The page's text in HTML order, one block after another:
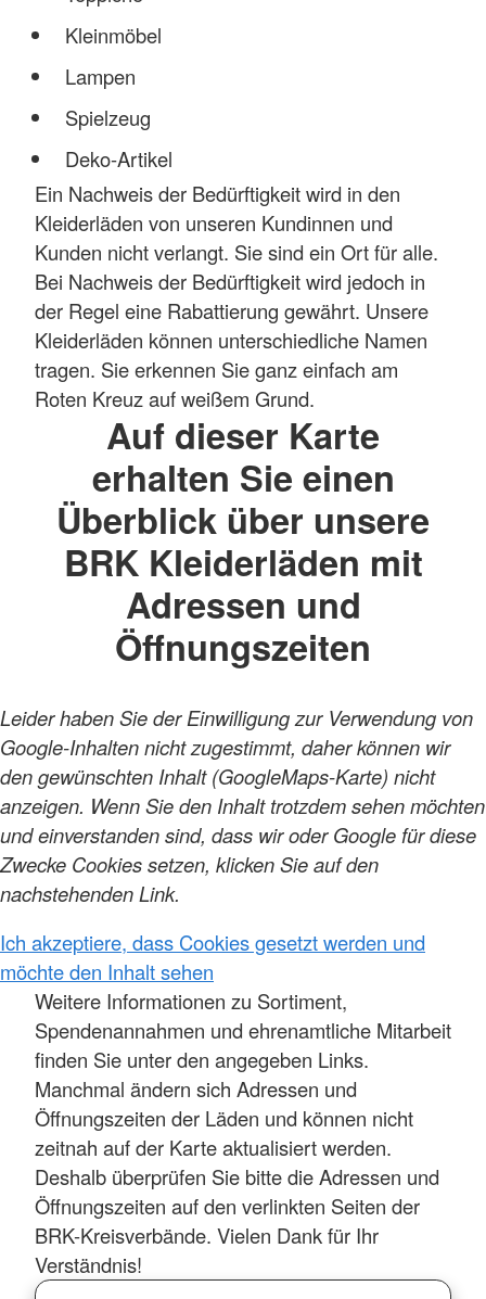
Kleinmöbel
Lampen
Spielzeug
Deko-Artikel
Ein Nachweis der Bedürftigkeit wird in den
Kleiderläden von unseren Kundinnen und
Kunden nicht verlangt. Sie sind ein Ort für alle.
Bei Nachweis der Bedürftigkeit wird jedoch in
der Regel eine Rabattierung gewährt. Unsere
Kleiderläden können unterschiedliche Namen
tragen. Sie erkennen Sie ganz einfach am
Roten Kreuz auf weißem Grund.
Auf dieser Karte
erhalten Sie einen
Überblick über unsere
BRK Kleiderläden mit
Adressen und
Öffnungszeiten
Leider haben Sie der Einwilligung zur Verwendung von
Google-Inhalten nicht zugestimmt, daher können wir
den gewünschten Inhalt (GoogleMaps-Karte) nicht
anzeigen. Wenn Sie den Inhalt trotzdem sehen möchten
und einverstanden sind, dass wir oder Google für diese
Zwecke Cookies setzen, klicken Sie auf den
nachstehenden Link.
Ich akzeptiere, dass Cookies gesetzt werden und
möchte den Inhalt sehen
Weitere Informationen zu Sortiment,
Spendenannahmen und ehrenamtliche Mitarbeit
finden Sie unter den angegeben Links.
Manchmal ändern sich Adressen und
Öffnungszeiten der Läden und können nicht
zeitnah auf der Karte aktualisiert werden.
Deshalb überprüfen Sie bitte die Adressen und
Öffnungszeiten auf den verlinkten Seiten der
BRK-Kreisverbände. Vielen Dank für Ihr
Verständnis!